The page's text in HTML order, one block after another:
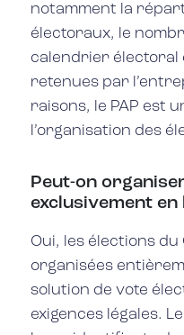
notamment la
électoraux, le
calendrier électoral
retenues par
raisons, le PAP est
l’organisation des
Peut-on
exclusivement en
Oui, les élections
organisées
solution de vote
exigences légales.